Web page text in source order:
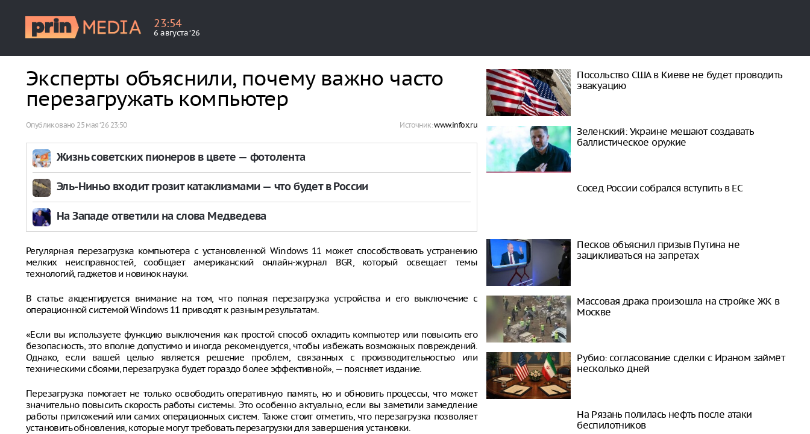
23:54
6 августа ‘26
Эксперты объяснили, почему важно часто
перезагружать компьютер
Опубликовано 25 мая ‘26 23:50 Источник:www.infox.ru
Жизнь советских пионеров в цвете — фотолента
Эль-Ниньо входит грозит катаклизмами — что будет в России
На Западе ответили на слова Медведева
Регулярная перезагрузка компьютера с установленной Windows 11 может способствовать устранению
мелких неисправностей, сообщает американский онлайн-журнал BGR, который освещает темы
технологий, гаджетов и новинок науки.
В статье акцентируется внимание на том, что полная перезагрузка устройства и его выключение с
операционной системой Windows 11 приводят к разным результатам.
«Если вы используете функцию выключения как простой способ охладить компьютер или повысить его
безопасность, это вполне допустимо и иногда рекомендуется, чтобы избежать возможных повреждений.
Однако, если вашей целью является решение проблем, связанных с производительностью или
техническими сбоями, перезагрузка будет гораздо более эффективной», — поясняет издание.
Перезагрузка помогает не только освободить оперативную память, но и обновить процессы, что может
значительно повысить скорость работы системы. Это особенно актуально, если вы заметили замедление
работы приложений или самих операционных систем. Также стоит отметить, что перезагрузка позволяет
установить обновления, которые могут требовать перезагрузки для завершения установки.
Посольство США в Киеве не будет проводить
эвакуацию
Зеленский: Украине мешают создавать
баллистическое оружие
Сосед России собрался вступить в ЕС
Песков объяснил призыв Путина не
зацикливаться на запретах
Массовая драка произошла на стройке ЖК в
Москве
Рубио: согласование сделки с Ираном займёт
несколько дней
На Рязань полилась нефть после атаки
беспилотников